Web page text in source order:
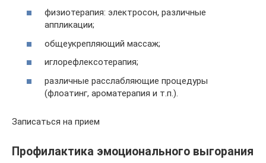
физиотерапия: электросон, различные
аппликации;
общеукрепляющий массаж;
иглорефлексотерапия;
различные расслабляющие процедуры
(флоатинг, ароматерапия и т.п.).
Записаться на прием
Профилактика эмоционального выгорания